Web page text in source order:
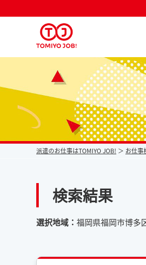
派遣なら毎月時給が上がるトミヨジョブ
派遣のお仕事はTOMIYO JOB! お仕事
検索結果
選択地域： 福岡県福岡市博多